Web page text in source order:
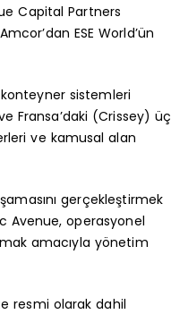
Capital Partners
ESE World’ün
sistemleri
Fransa’daki (Crissey) üç
ve kamusal alan
gerçekleştirmek
Avenue, operasyonel
amacıyla yönetim
resmi olarak dahil